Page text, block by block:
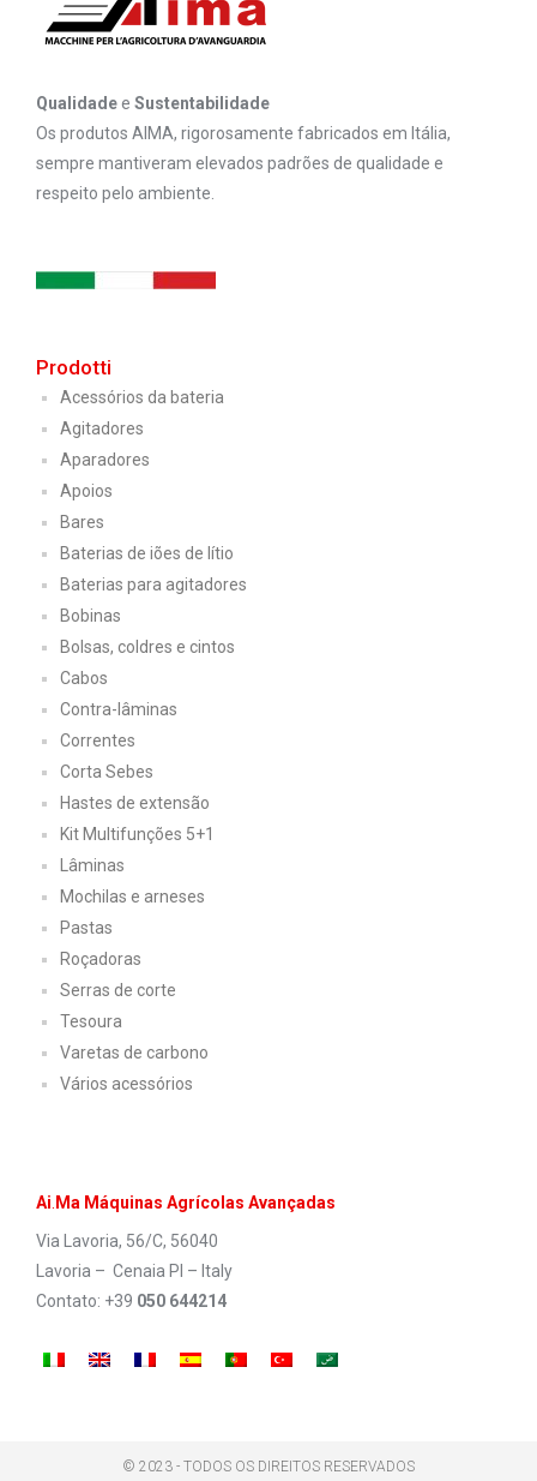
Qualidadee Sustentabilidade
Os produtos AIMA, rigorosamente fabricados em Itália,
sempre mantiveram elevados padrões de qualidade e
respeito pelo ambiente.
Prodotti
Acessórios da bateria
Agitadores
Aparadores
Apoios
Bares
Baterias de iões de lítio
Baterias para agitadores
Bobinas
Bolsas, coldres e cintos
Cabos
Contra-lâminas
Correntes
Corta Sebes
Hastes de extensão
Kit Multifunções 5+1
Lâminas
Mochilas e arneses
Pastas
Roçadoras
Serras de corte
Tesoura
Varetas de carbono
Vários acessórios
Ai Ma Máquinas Agrícolas Avançadas
Via Lavoria, 56/C, 56040
Lavoria – Cenaia PI – Italy
Contato: +39 050 644214
© 2023 - TODOS OS DIREITOS RESERVADOS